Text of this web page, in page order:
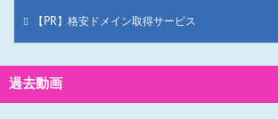
【PR】格安ドメイン取得サービス
過去動画